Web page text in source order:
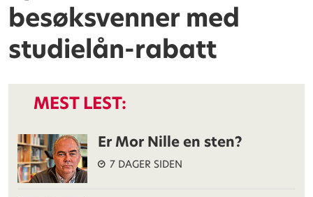
besøksvenner med
studielån-rabatt
MEST LEST:
Er Mor Nille en sten?
7 DAGER SIDEN